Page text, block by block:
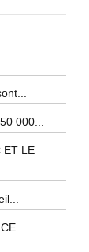
000...
ET LE